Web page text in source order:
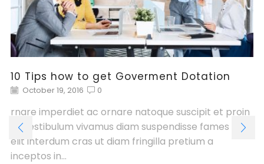
10 Tips how to get Goverment Dotation
October 19, 2016 0
rnare imperdiet ac ornare natoque suscipit et proin
et vestibulum vivamus diam suspendisse fames sed
elit interdum cras ut diam fringilla pretium a
inceptos in...